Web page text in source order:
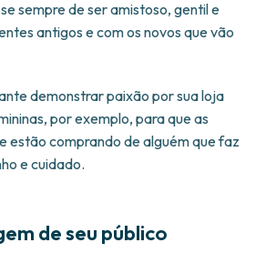
sempre de ser amistoso, gentil e
antigos e com os novos que vão
demonstrar paixão por sua loja
por exemplo, para que as
estão comprando de alguém que faz
e cuidado.
de seu público